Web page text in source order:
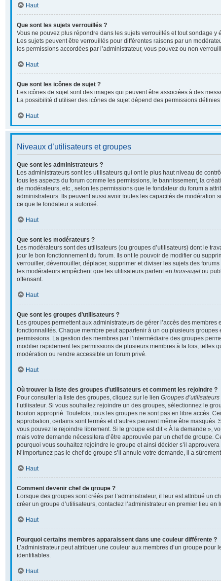
Haut
Que sont les sujets verrouillés ?
Vous ne pouvez plus répondre dans les sujets verrouillés et tout sondage y
Les sujets peuvent être verrouillés pour différentes raisons par un
les permissions accordées par l’administrateur, vous pouvez ou non
Haut
Que sont les icônes de sujet ?
Les icônes de sujet sont des images qui peuvent être associées à des
La possibilité d’utiliser des icônes de sujet dépend des permissions définies
Haut
Niveaux d’utilisateurs et groupes
Que sont les administrateurs ?
Les administrateurs sont les utilisateurs qui ont le plus haut niveau de
tous les aspects du forum comme les permissions, le bannissement, la
de modérateurs, etc., selon les permissions que le fondateur du forum a
administrateurs. Ils peuvent aussi avoir toutes les capacités de modération
ce que le fondateur a autorisé.
Haut
Que sont les modérateurs ?
Les modérateurs sont des utilisateurs (ou groupes d’utilisateurs) dont le
jour le bon fonctionnement du forum. Ils ont le pouvoir de modifier ou
verrouiller, déverrouiller, déplacer, supprimer et diviser les sujets des
les modérateurs empêchent que les utilisateurs partent en hors-sujetou
offensant.
Haut
Que sont les groupes d’utilisateurs ?
Les groupes permettent aux administrateurs de gérer l’accès des membres
fonctionnalités. Chaque membre peut appartenir à un ou plusieurs groupes
permissions. La gestion des membres par l’intermédiaire des groupes
modifier rapidement les permissions de plusieurs membres à la fois, telles
modération ou rendre accessible un forum privé.
Haut
Où trouver la liste des groupes d’utilisateurs et comment les rejoindre ?
Pour consulter la liste des groupes, cliquez sur le lien Groupes d’utilisateurs
l’utilisateur. Si vous souhaitez rejoindre un des groupes, sélectionnez le
bouton approprié. Toutefois, tous les groupes ne sont pas en libre accès.
approbation, certains sont fermés et d’autres peuvent même être masqués.
vous pouvez le rejoindre librement. Si le groupe est dit « À la demande »,
mais votre demande nécessitera d’être approuvée par un chef de groupe.
pourquoi vous souhaitez rejoindre le groupe et ainsi décider s’il
N’importunez pas le chef de groupe s’il annule votre demande, il a
Haut
Comment devenir chef de groupe ?
Lorsque des groupes sont créés par l’administrateur, il leur est attribué un
créer un groupe d’utilisateurs, contactez l’administrateur en premier lieu
Haut
Pourquoi certains membres apparaissent dans une couleur différente ?
L’administrateur peut attribuer une couleur aux membres d’un groupe pour
identifiables.
Haut